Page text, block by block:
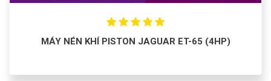
MÁY NÉN KHÍ PISTON JAGUAR ET-65 (4HP)